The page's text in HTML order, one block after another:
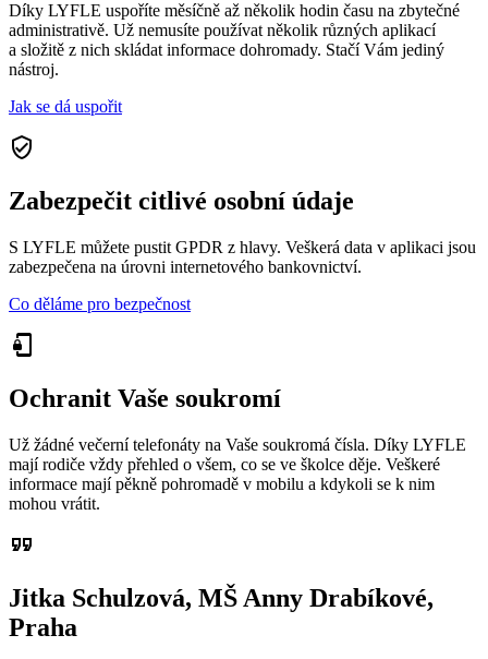
Díky LYFLE uspoříte měsíčně až několik hodin času na zbytečné
administrativě. Už nemusíte používat několik různých aplikací
a složitě z nich skládat informace dohromady. Stačí Vám jediný
nástroj.
Jak se dá uspořit
verified_user
Zabezpečit citlivé osobní údaje
S LYFLE můžete pustit GPDR z hlavy. Veškerá data v aplikaci jsou
zabezpečena na úrovni internetového bankovnictví.
Co děláme pro bezpečnost
phonelink_lock
Ochranit Vaše soukromí
Už žádné večerní telefonáty na Vaše soukromá čísla. Díky LYFLE
mají rodiče vždy přehled o všem, co se ve školce děje. Veškeré
informace mají pěkně pohromadě v mobilu a kdykoli se k nim
mohou vrátit.
format_quote
Jitka Schulzová, MŠ Anny Drabíkové,
Praha